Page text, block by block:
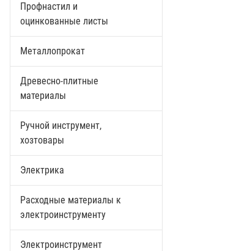
Профнастил и
оцинкованные листы
Металлопрокат
Древесно-плитные
материалы
Ручной инструмент,
хозтовары
Электрика
Расходные материалы к
электроинструменту
Электроинструмент